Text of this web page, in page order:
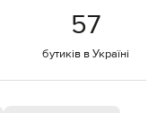
57
бутиків в Україні